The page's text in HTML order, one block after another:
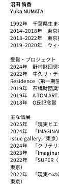
沼田 侑香
Yuka NUMATA
1992年 千葉県生ま
2014–2018年 東京
2018–2022年 東京
2019–2020年 ウィ
受賞・プロジェクト
2024年 野村財団奨
2022年 牛久リ・デ
Residence（第一期生
2019年 石橋財団奨
2019年 A-TOM ART
2018年 O氏記念賞
主な個展
2025年 「現実とエ
2024年 「
issue gallery／東京）
2024年 「クリテリ
2023年 「Imaginary
2022年 「SUPER〈
東京）
2022年 「現実への
東京）